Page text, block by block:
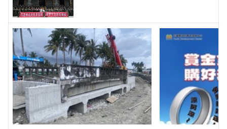
的在地資訊！